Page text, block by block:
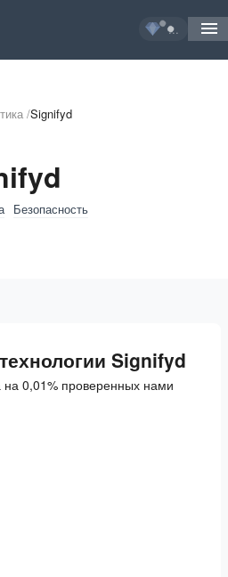
...
/Signifyd
Безопасность
Signifyd
на 0,01% проверенных нами